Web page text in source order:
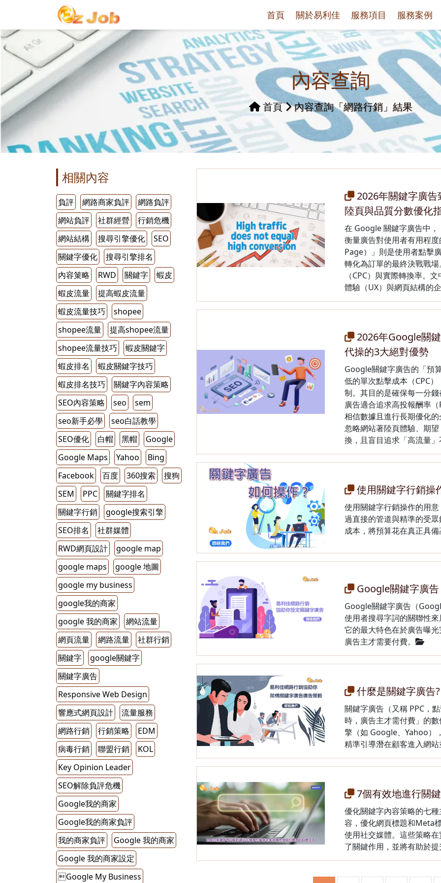
首頁 關於易利佳 服務項目 服務案例
內容查詢
首頁 內容查詢「網路行銷」結果
相關內容
負評 網路商家負評
網路負評
網站負評
社群經營
行銷危機
網站結構
搜尋引擎優化
SEO
關鍵字優化
搜尋引擎排名
內容䇿略
RWD 關鍵字
蝦皮
蝦皮流量
提高蝦皮流量
蝦皮流量技巧
shopee
shopee流量
提高shopee流量
shopee流量技巧
蝦皮關鍵字
蝦皮排名
蝦皮關鍵字技巧
蝦皮排名技巧
關鍵字內容策略
SEO內容策略
seo
sem
seo新手必學
seo白話教學
SEO優化
白帽 黑帽
Google
Google Maps
Yahoo
Bing
Facebook
百度 360搜索
搜狗
SEM
PPC
關鍵字排名
關鍵字行銷
google搜索引擎
SEO排名
社群媒體
RWD網頁設計
google map
google maps
google 地圖
google my business
google我的商家
google 我的商家
網站流量
網頁流量
網路流量
社群行銷
關鍵字
google關鍵字
關鍵字廣告
Responsive Web Design
響應式網頁設計
流量服務
網路行銷
行銷策略
EDM
病毒行銷
聯盟行銷
KOL
Key Opinion Leader
SEO解除負評危機
Google我的商家
Google我的商家負評
我的商家負評
Google 我的商家
Google 我的商家設定
Google My Business
2026年關鍵字廣
陸頁與品質分數優化
在 Google 關鍵字廣告中
衡量廣告對使用者有用程
Page）」則是使用者點擊
轉化為訂單的最終決戰戰
（CPC）與實際轉換率。
體驗（UX）與網頁結構的
2026年Google關
代操的3大絕對優勢
Google關鍵字廣告的「預
低的單次點擊成本（CPC
制。其目的是確保每一分
廣告適合追求高投報酬率
相信數據且進行長期優化
忽略網站著陸頁體驗、期
換，且盲目追求「高流量
使用關鍵字行銷操
使用關鍵字行銷操作的用
過直接的管道與精準的受
成本，將預算花在真正具
Google關鍵字廣告
Google關鍵字廣告（
使用者搜尋字詞的關聯性
它的最大特色在於廣告曝
廣告主才需要付費。
什麼是關鍵字廣告?
關鍵字廣告（又稱 PPC，
時，廣告主才需付費」的
擎（如 Google、Yahoo）
精準引導潛在顧客進入網
7個有效地進行關
優化關鍵字內容策略的七
容，優化網頁標題和Meta
使用社交媒體。這些策略
了關鍵作用，並將有助於